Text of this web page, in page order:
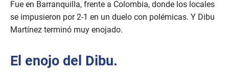
Fue en Barranquilla, frente a Colombia, donde los locales
se impusieron por 2-1 en un duelo con polémicas. Y Dibu
Martínez terminó muy enojado.
El enojo del Dibu.